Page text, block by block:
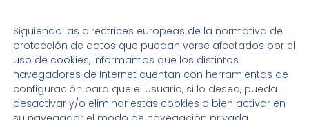
Siguiendo las directrices europeas de la normativa de
protección de datos que puedan verse afectados por el
uso de cookies, informamos que los distintos
navegadores de Internet cuentan con herramientas de
configuración para que el Usuario, si lo desea, pueda
desactivar y/o eliminar estas cookies o bien activar en